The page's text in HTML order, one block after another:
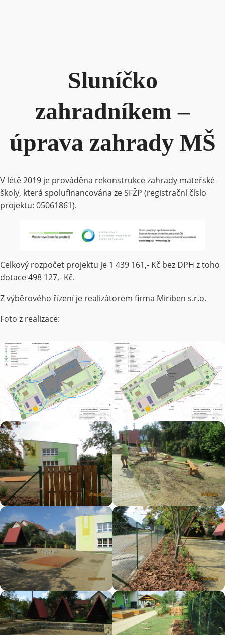
Sluníčko
zahradníkem –
úprava zahrady MŠ
V létě 2019 je prováděna rekonstrukce zahrady mateřské
školy, která spolufinancována ze SFŽP (registrační číslo
projektu: 05061861).
Celkový rozpočet projektu je 1 439 161,- Kč bez DPH z toho
dotace 498 127,- Kč.
Z výběrového řízení je realizátorem firma Miriben s.r.o.
Foto z realizace: